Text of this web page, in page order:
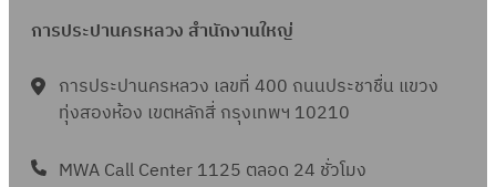
การประปานครหลวง สำนักงานใหญ่
การประปานครหลวง เลขที่ 400 ถนนประชาชื่น แขวง
ทุ่งสองห้อง เขตหลักสี่ กรุงเทพฯ 10210
MWA Call Center 1125 ตลอด 24 ชั่วโมง